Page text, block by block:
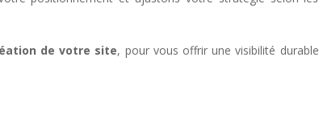
de votre site, pour vous offrir une visibilité durable